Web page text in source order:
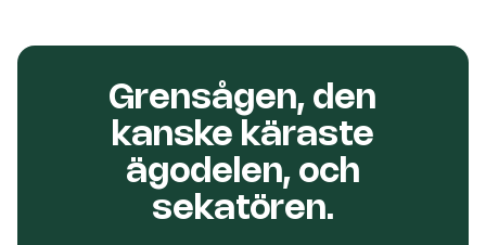
Grensågen, den
kanske käraste
ägodelen, och
sekatören.